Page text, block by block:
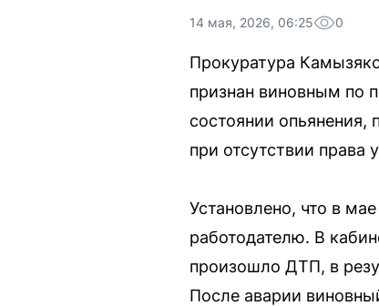
14 мая, 2026, 06:25 0
Прокуратура
признан виновным по
состоянии
при отсутствии права
Установлено, что в
работодателю. В
произошло ДТП, в
После аварии